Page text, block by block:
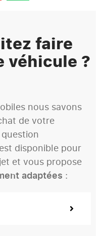
faire
véhicule ?
nous savons
de votre
disponible pour
et vous propose
adaptées :